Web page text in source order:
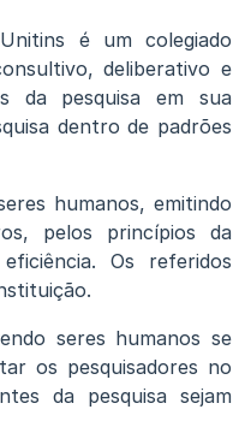
é um colegiado
deliberativo e
da pesquisa em sua
dentro de padrões
humanos, emitindo
pelos princípios da
Os referidos
seres humanos se
os pesquisadores no
da pesquisa sejam